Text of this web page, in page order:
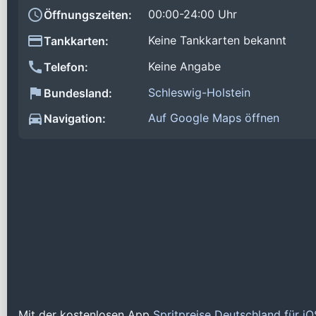
Öffnungszeiten:
00:00-24:00 Uhr
Tankkarten:
Keine Tankkarten bekannt
Telefon:
Keine Angabe
Bundesland:
Schleswig-Holstein
Navigation:
Auf Google Maps öffnen